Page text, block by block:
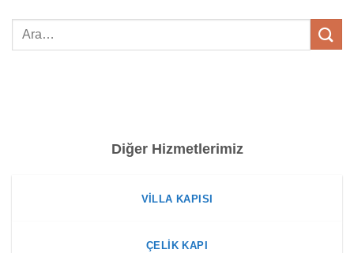
Diğer Hizmetlerimiz
VILLA KAPISI
ÇELIK KAPI